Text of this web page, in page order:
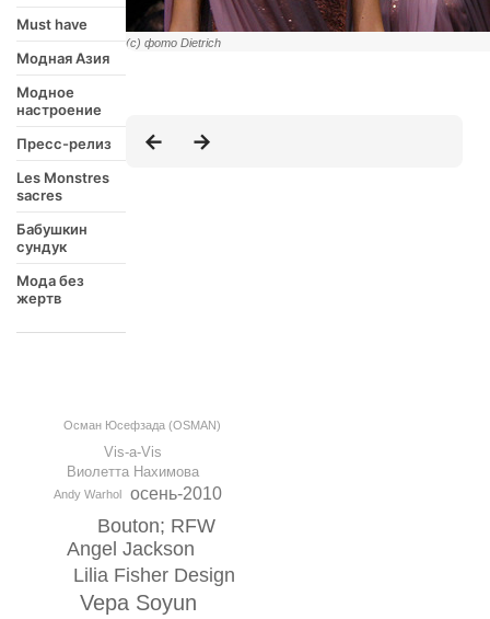
Must have
Модная Азия
Модное
настроение
Пресс-релиз
Les Monstres
sacres
Бабушкин
сундук
Мода без
жертв
Vepa Soyun
Lilia Fisher Design
Angel Jackson
Bouton; RFW
осень-2010
Виолетта Нахимова
Vis-a-Vis
Andy Warhol
Осман Юсефзада (OSMAN)
(с) фото Dietrich